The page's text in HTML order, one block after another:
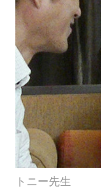
トニー先生